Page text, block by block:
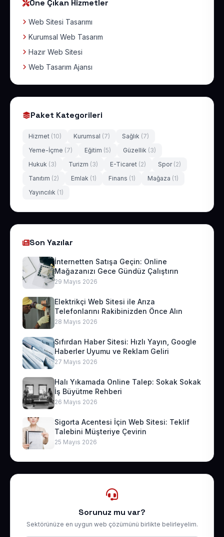
Öne Çıkan Hizmetler
Web Sitesi Tasarımı
Kurumsal Web Tasarım
Hazır Web Sitesi
Web Tasarım Ajansı
Paket Kategorileri
Hizmet (10) Kurumsal (7) Sağlık (7)
Yeme-İçme (7) Eğitim (5) Güzellik (3)
Hukuk (3) Turizm (3) E-Ticaret (2) Spor (2)
Tanıtım (2) Emlak (1) Finans (1) Mağaza (1)
Yayıncılık (1)
Son Yazılar
İnternetten Satışa Geçin: Online
Mağazanızı Gece Gündüz Çalıştırın
29 Mayıs 2026
Elektrikçi Web Sitesi ile Arıza
Telefonlarını Rakibinizden Önce Alın
28 Mayıs 2026
Sıfırdan Haber Sitesi: Hızlı Yayın, Google
Haberler Uyumu ve Reklam Geliri
27 Mayıs 2026
Halı Yıkamada Online Talep: Sokak Sokak
İş Büyütme Rehberi
26 Mayıs 2026
Sigorta Acentesi İçin Web Sitesi: Teklif
Talebini Müşteriye Çevirin
25 Mayıs 2026
Sorunuz mu var?
Sektörünüze en uygun web çözümünü birlikte belirleyelim.